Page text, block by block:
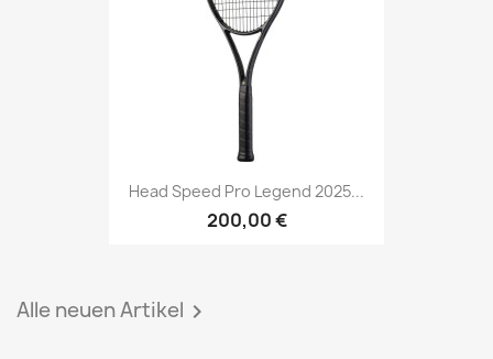
Head Speed Pro Legend 2025...
200,00 €
Alle neuen Artikel 